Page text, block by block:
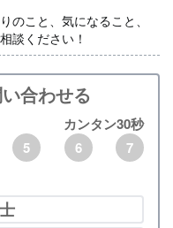
のこと、気になること、
談ください！
合わせる
カンタン30秒
5 6
7